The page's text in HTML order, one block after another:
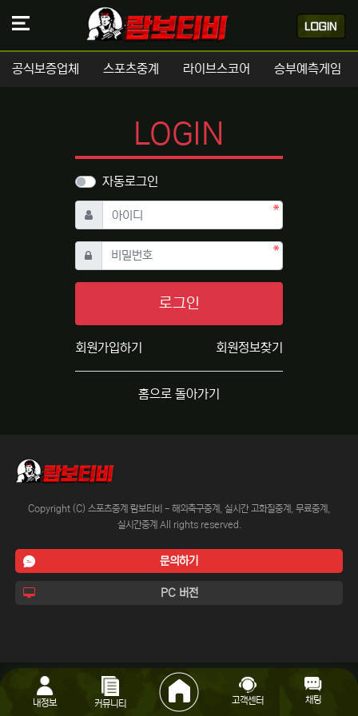
공식보증업체 스포츠중계 라이브스코어 승부예측게임
LOGIN
자동로그인
아이디 필수
비밀번호필수
로그인
회원가입하기 회원정보찾기
홈으로 돌아가기
Copyright (C) 스포츠중계 람보티비 - 해외축구중계, 실시간 고화질중계, 무료중계,
실시간중계 All rights reserved.
문의하기
PC 버전
내정보 커뮤니티 고객센터 채팅